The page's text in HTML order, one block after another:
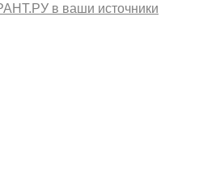
в ваши источники